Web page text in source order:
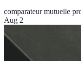
comparateur mutuelle
Aug 2